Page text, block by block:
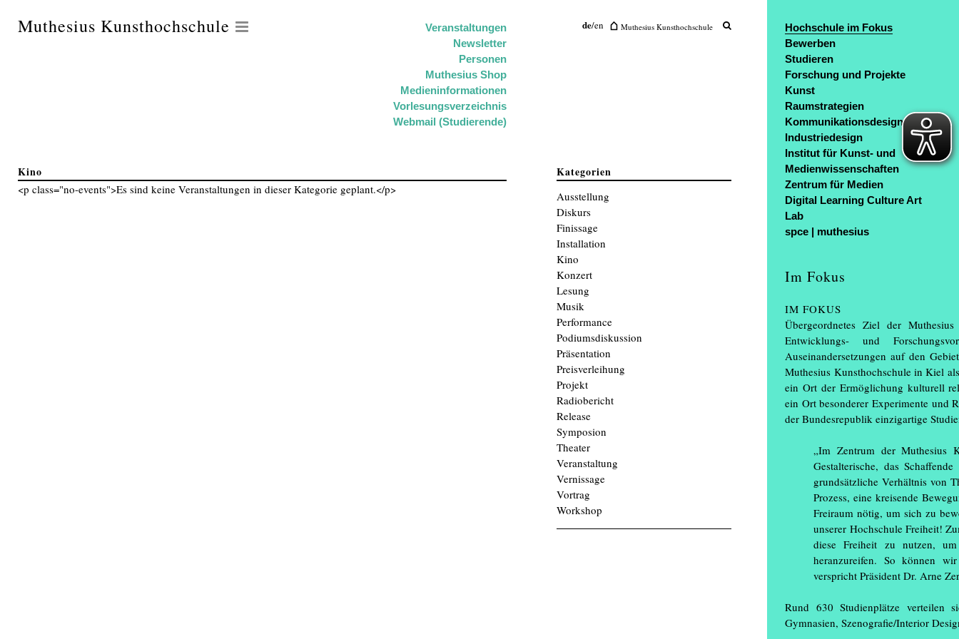
de/en Muthesius Kunsthochschule
Muthesius Kunsthochschule
Veranstaltungen
Newsletter
Personen
Muthesius Shop
Medieninformationen
Vorlesungsverzeichnis
Webmail (Studierende)
Kino
<p class="no-events">Es sind keine Veranstaltungen in dieser Kategorie geplant.</p>
Kategorien
Ausstellung
Diskurs
Finissage
Installation
Kino
Konzert
Lesung
Musik
Performance
Podiumsdiskussion
Präsentation
Preisverleihung
Projekt
Radiobericht
Release
Symposion
Theater
Veranstaltung
Vernissage
Vortrag
Workshop
Hochschule im Fokus
Bewerben
Studieren
Forschung und Projekte
Kunst
Raumstrategien
Kommunikationsdesign
Industriedesign
Institut für Kunst- und
Medienwissenschaften
Zentrum für Medien
Digital Learning Culture Art
Lab
spce | muthesius
Im Fokus
IM FOKUS
Übergeordnetes Ziel der
Entwicklungs- und
Auseinandersetzungen auf den
Muthesius Kunsthochschule in Kiel
ein Ort der Ermöglichung kulturell
ein Ort besonderer Experimente und
der Bundesrepublik einzigartige
„Im Zentrum der Muthesius
Gestalterische, das
grundsätzliche Verhältnis von
Prozess, eine kreisende
Freiraum nötig, um sich zu
unserer Hochschule Freiheit!
diese Freiheit zu nutzen,
heranzureifen. So können
verspricht Präsident Dr. Arne
Rund 630 Studienplätze verteilen
Gymnasien, Szenografie/Interior